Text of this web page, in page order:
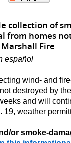
collection of
from homes
Marshall Fire
español
wind- and
destroyed by the
and will
19, weather
or smoke-